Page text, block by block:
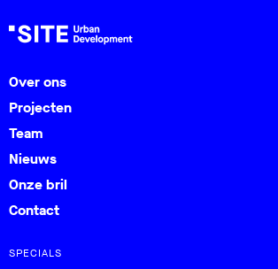
Over ons
Projecten
Team
Nieuws
Onze bril
Contact
SPECIALS